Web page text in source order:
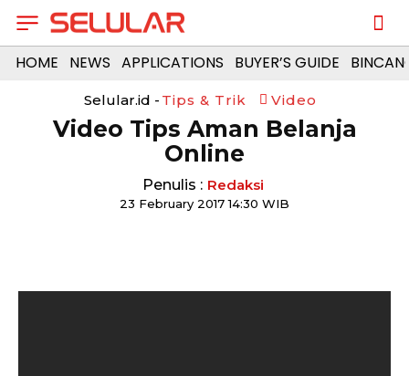
HOME NEWS APPLICATIONS BUYER’S GUIDE
Selular.id - Tips & Trik Video
Video Tips Aman Belanja
Online
Penulis : Redaksi
23 February 2017 14:30 WIB